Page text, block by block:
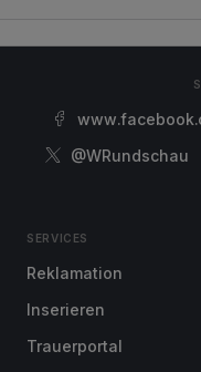
@WRundschau
SERVICES
Reklamation
Inserieren
Trauerportal